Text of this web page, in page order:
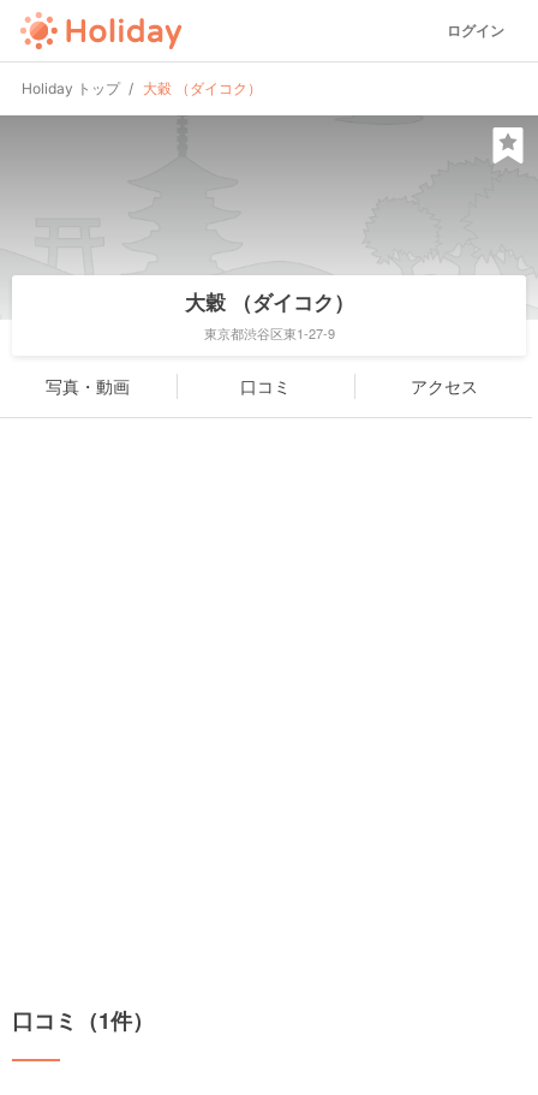
ログイン
Holiday トップ 大穀 （ダイコク）
大穀 （ダイコク）
東京都渋谷区東1-27-9
写真・動画 口コミ アクセス
口コミ（1件）